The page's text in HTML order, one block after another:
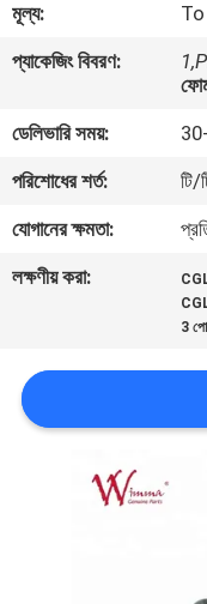
গুণমান
খবর
একটি
করুন
সাইটম্যাপ
মূল্য:
প্যাকেজিং বিবরণ:
ডেলিভারি সময়:
পরিশোধের শর্ত:
টি/
যোগানের ক্ষমতা:
লক্ষণীয় করা:
3